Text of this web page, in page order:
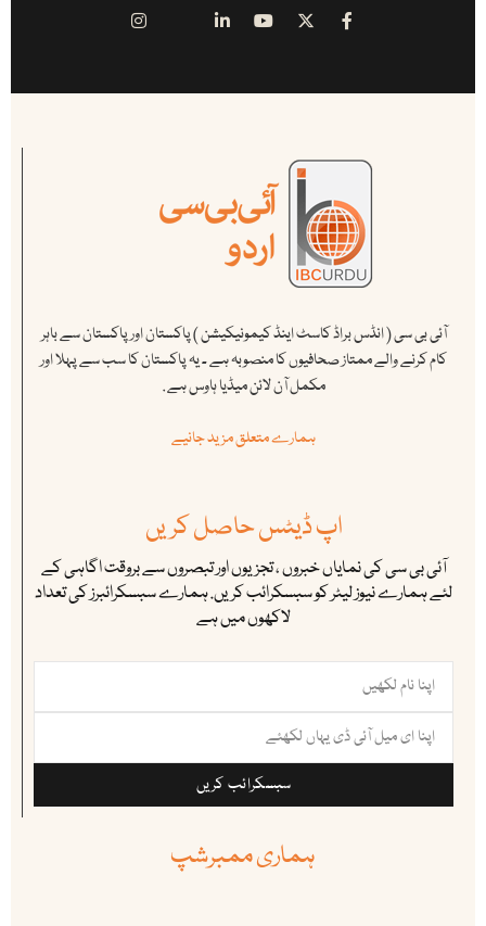
آئی بی سی ( انڈس براڈ کاسٹ اینڈ کیمونیکیشن ) پاکستان اور پاکستان سے باہر
کام کرنے والے ممتاز صحافیوں کا منصوبہ ہے ۔ یہ پاکستان کا سب سے پہلا اور
مکمل آن لائن میڈیا ہاوس ہے .
ہمارے متعلق مزید جانیے
اپ ڈیٹس حاصل کریں
آئی بی سی کی نمایاں خبروں ، تجزیوں اور تبصروں سے بروقت اگاہی کے
لئے ہمارے نیوز لیٹر کو سبسکرائب کریں. ہمارے سبسکرائبرز کی تعداد
لاکھوں میں ہے
سبسکرائب کریں
ہماری ممبرشپ